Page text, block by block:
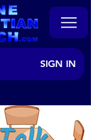
SIGN IN